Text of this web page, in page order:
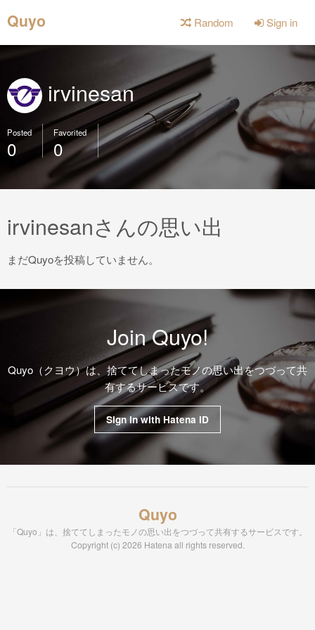
Quyo Random Sign in
irvinesan
Posted
0
Favorited
0
irvinesanさんの思い出
まだQuyoを投稿していません。
Join Quyo!
Quyo（クヨウ）は、捨ててしまったモノの思い出をつづって共
有するサービスです。
Sign in with Hatena ID
Quyo
「Quyo」は、捨ててしまったモノの思い出をつづって共有するサービスです。
Copyright (c) 2026 Hatena all rights reserved.